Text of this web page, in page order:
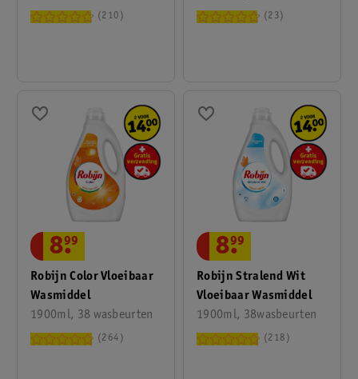
210 23
Robijn Color Vloeibaar
Wasmiddel
1900ml, 38 wasbeurten
8.
99
264
Robijn Stralend Wit
Vloeibaar Wasmiddel
1900ml, 38wasbeurten
8.
99
218